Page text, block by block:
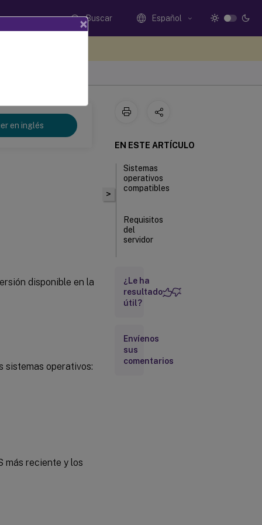
Buscar Español
en inglés
disponible en la
sistemas operativos:
más reciente y los
>
EN ESTE ARTÍCULO
Sistemas
operativos
compatibles
Requisitos
del
servidor
certificados y
autenticación
sistema
para el
inicio de
¿Le ha
resultado
útil?
Envíenos
sus
comentarios
×